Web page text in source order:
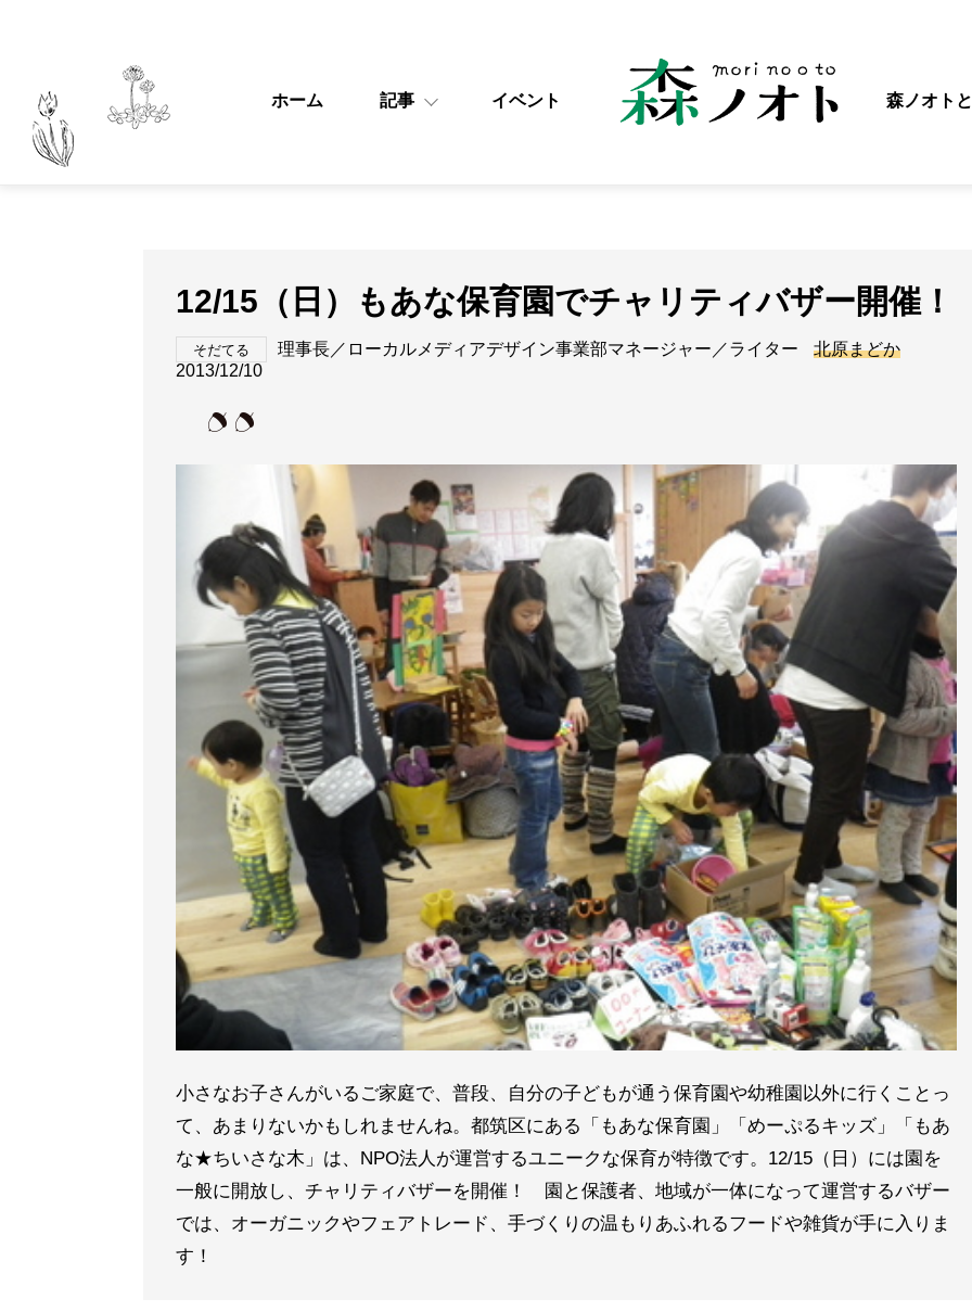
ホーム 記事 イベント 森ノオト
12/15（日）もあな保育園でチャリティバザー開催！
そだてる 理事長／ローカルメディアデザイン事業部マネージャー／ライター
北原まどか
2013/12/10
小さなお子さんがいるご家庭で、普段、自分の子どもが通う保育園や幼稚園以外に行くことっ
て、あまりないかもしれませんね。都筑区にある「もあな保育園」「めーぷるキッズ」「もあ
な★ちいさな木」は、NPO法人が運営するユニークな保育が特徴です。12/15（日）には園を
一般に開放し、チャリティバザーを開催！ 園と保護者、地域が一体になって運営するバザー
では、オーガニックやフェアトレード、手づくりの温もりあふれるフードや雑貨が手に入りま
す！